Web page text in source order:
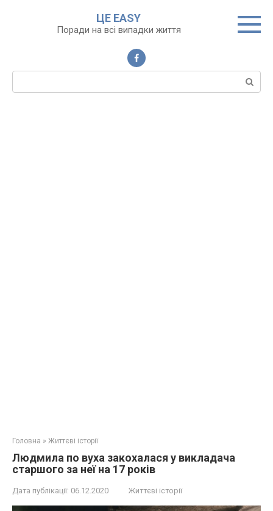
ЦЕ EASY
Поради на всі випадки життя
Пошук:
Головна » Життєві історії
Людмила по вуха закохалася у викладача
старшого за неї на 17 років
Дата публікації: 06.12.2020 Життєві історії